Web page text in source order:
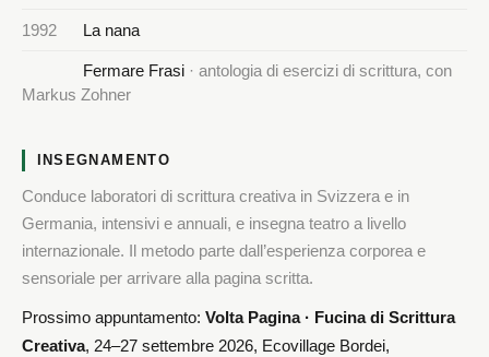
1992 La nana
Fermare Frasi · antologia di esercizi di scrittura, con
Markus Zohner
INSEGNAMENTO
Conduce laboratori di scrittura creativa in Svizzera e in
Germania, intensivi e annuali, e insegna teatro a livello
internazionale. Il metodo parte dall’esperienza corporea e
sensoriale per arrivare alla pagina scritta.
Prossimo appuntamento:Volta Pagina · Fucina di Scrittura
Creativa, 24–27 settembre 2026, Ecovillage Bordei,